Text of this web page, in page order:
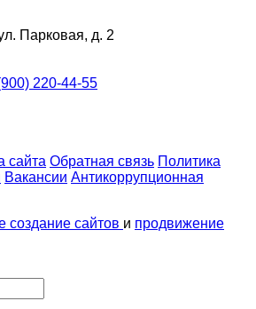
Парковая, д. 2
220-44-55
сайта Обратная связь Политика
Вакансии Антикоррупционная
создание сайтов и продвижение